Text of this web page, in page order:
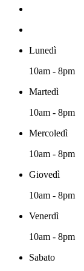
Lunedì
10am - 8pm
Martedì
10am - 8pm
Mercoledì
10am - 8pm
Giovedì
10am - 8pm
Venerdì
10am - 8pm
Sabato